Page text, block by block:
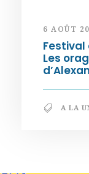
6 AOÛT
Festival
Les
A LA